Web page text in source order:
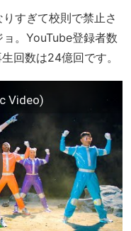
すぎて校則で禁止さ
。YouTube登録者数
回数は24億回です。
Video)